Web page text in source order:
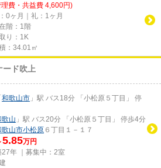
費・共益費 4,600円)
0ヶ月｜礼：1ヶ月
階：1階
り：1K
：34.01㎡
ード吹上
和歌山市 」駅 バス18分 「小松原５丁目」 停
歌山 」駅 バス20分 「小松原５丁目」 停歩4分
歌山市小松原 ６丁目１－１７
5.85万円
年 ｜募集中： 2室